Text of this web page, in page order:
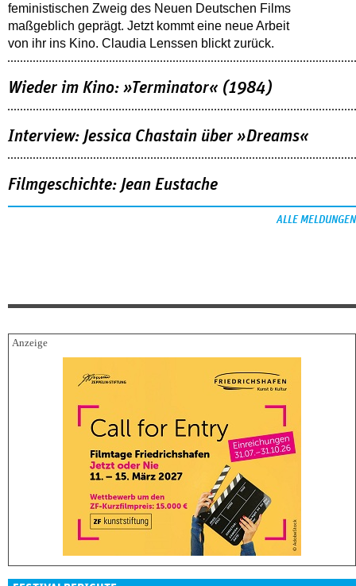
feministischen Zweig des Neuen Deutschen Films
maßgeblich geprägt. Jetzt kommt eine neue Arbeit
von ihr ins Kino. Claudia Lenssen blickt zurück.
Wieder im Kino: »Terminator« (1984)
Interview: Jessica Chastain über »Dreams«
Filmgeschichte: Jean Eustache
ALLE MELDUNGEN